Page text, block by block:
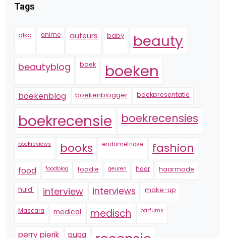
Tags
alka anime auteurs baby beauty
beautyblog boek boeken
boekenblog boekenblogger boekpresentatie
boekrecensie boekrecensies
boekreviews books endometriose fashion
food foodblog foodie geuren haar haarmode
huid' interview interviews make-up
Mascara medical medisch parfums
perry pierik pupa